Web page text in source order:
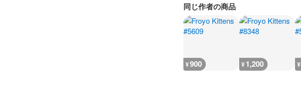
同じ作者の商品
¥900 ¥1,200 ¥